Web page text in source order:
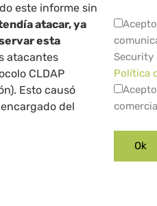
este informe sin
atacar, ya
esta
atacantes
CLDAP
Esto causó
del
Security
Política